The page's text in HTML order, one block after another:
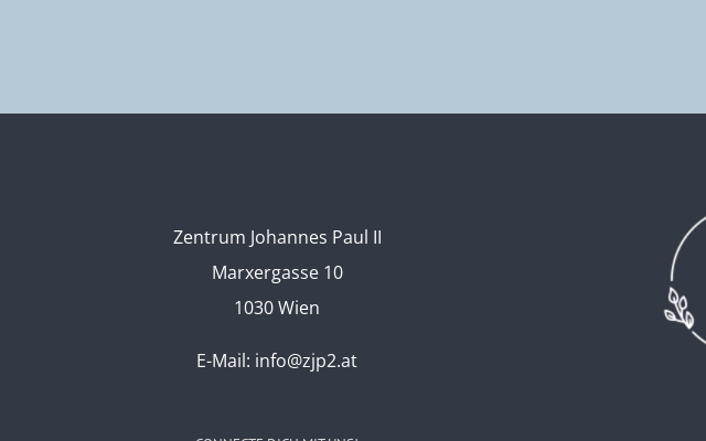
Zentrum Johannes Paul II
Marxergasse 10
1030 Wien
E-Mail: info@zjp2.at